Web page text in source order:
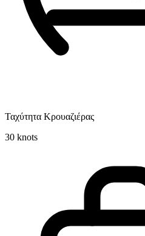
Ταχύτητα Κρουαζιέρας
30 knots